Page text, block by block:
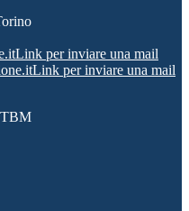
Link per inviare una mail
Link per inviare una mail